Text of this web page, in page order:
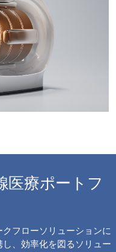
医療ポートフ
フローソリューションに
、効率化を図るソリュー